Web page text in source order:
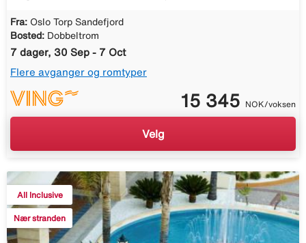
Fra: Oslo Torp Sandefjord
Bosted: Dobbeltrom
7 dager, 30 Sep - 7 Oct
Flere avganger og romtyper
15 345 NOK/voksen
Velg
All Inclusive
Nær stranden